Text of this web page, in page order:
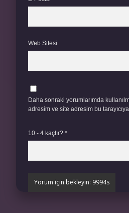
Web Sitesi
Daha sonraki yorumlarımda
adresim ve site adresim bu
10 - 4 kaçtır? *